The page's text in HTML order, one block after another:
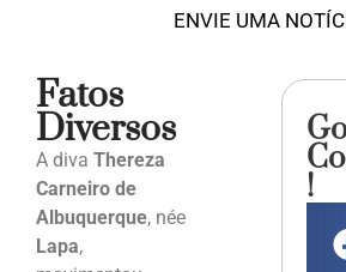
ENVIE UMA
Fatos
Diversos
A diva Thereza
Carneiro de
Albuquerque, née
Lapa,
!